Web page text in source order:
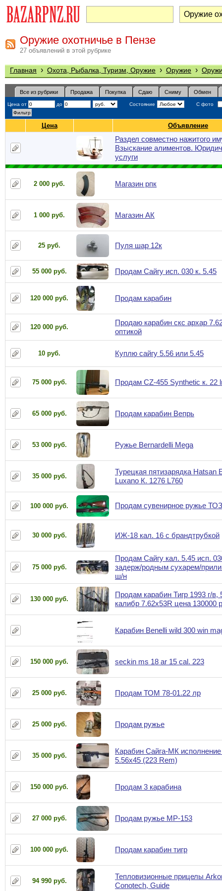
Оружие охотничье в Пензе
27 объявлений в этой рубрике
Главная › Охота, Рыбалка, Туризм, Оружие › Оружие ›
Все из рубрики Продажа Покупка Сдаю Сниму Обмен
Цена от до Состояние С фото
Цена Объявление
Раздел совместно нажитого
Взыскание алиментов.
услуги
2 000 руб. Магазин рпк
1 000 руб. Магазин АК
25 руб. Пуля шар 12к
55 000 руб. Продам Сайгу исп. 030 к. 5.45
120 000 руб. Продам карабин
120 000 руб.
Продаю карабин скс архар
оптикой
10 руб. Куплю сайгу 5.56 или 5.45
75 000 руб. Продам CZ-455 Synthetic к. 22
65 000 руб. Продам карабин Вепрь
53 000 руб. Ружье Bernardelli Mega
35 000 руб.
Турецкая пятизарядка Hatsan
Luxano К. 1276 L760
100 000 руб. Продам сувенирное ружье
30 000 руб. ИЖ-18 кал. 16 с брандтрубкой
75 000 руб.
Продам Сайгу кал. 5.45 исп.
задерж/родным сухарем/
ш/н
130 000 руб.
Продам карабин Тигр 1993 г/в,
калибр 7.62x53R цена 130000
Карабин Benelli wild 300 win
150 000 руб. seckin ms 18 ar 15 cal. 223
25 000 руб. Продам ТОМ 78-01.22 лр
25 000 руб. Продам ружье
35 000 руб.
Карабин Сайга-МК
5.56x45 (223 Rem)
150 000 руб. Продам 3 карабина
27 000 руб. Продам ружье МР-153
100 000 руб. Продам карабин тигр
94 990 руб.
Тепловизионные прицелы
Conotech, Guide